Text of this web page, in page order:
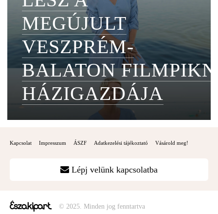
MEGÚJULT
VESZPRÉM-
BALATON
HÁZIGAZDÁJA
Kapcsolat Impresszum ÁSZF Adatkezelési tájékoztató Vásárold meg!
Lépj velünk kapcsolatba
© 2025. Minden jog fenntartva